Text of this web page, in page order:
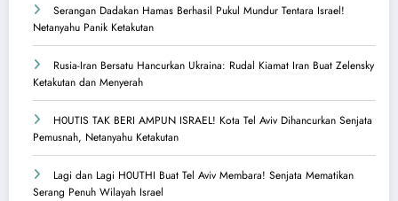
Serangan Dadakan Hamas Berhasil Pukul Mundur Tentara Israel!
Netanyahu Panik Ketakutan
Rusia-Iran Bersatu Hancurkan Ukraina: Rudal Kiamat Iran Buat Zelensky
Ketakutan dan Menyerah
H0UTIS TAK BERI AMPUN ISRAEL! Kota Tel Aviv Dihancurkan Senjata
Pemusnah, Netanyahu Ketakutan
Lagi dan Lagi H0UTHI Buat Tel Aviv Membara! Senjata Mematikan
Serang Penuh Wilayah Israel